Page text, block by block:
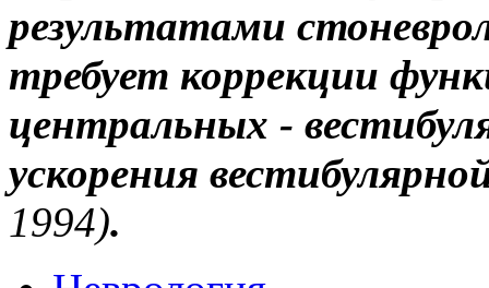
результатами
требует коррекции
центральных -
ускорения
1994).